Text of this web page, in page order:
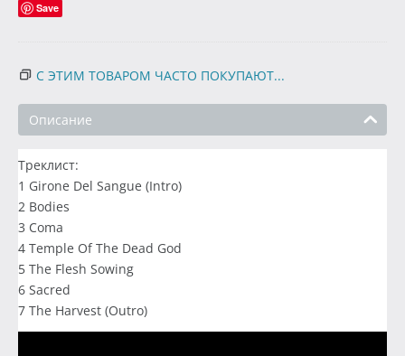
Save
С ЭТИМ ТОВАРОМ ЧАСТО ПОКУПАЮТ...
Описание
Треклист:
1 Girone Del Sangue (Intro)
2 Bodies
3 Coma
4 Temple Of The Dead God
5 The Flesh Sowing
6 Sacred
7 The Harvest (Outro)